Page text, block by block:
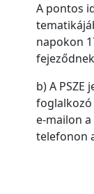
A pontos
napokon
b) A
e-mailon a
telefonon